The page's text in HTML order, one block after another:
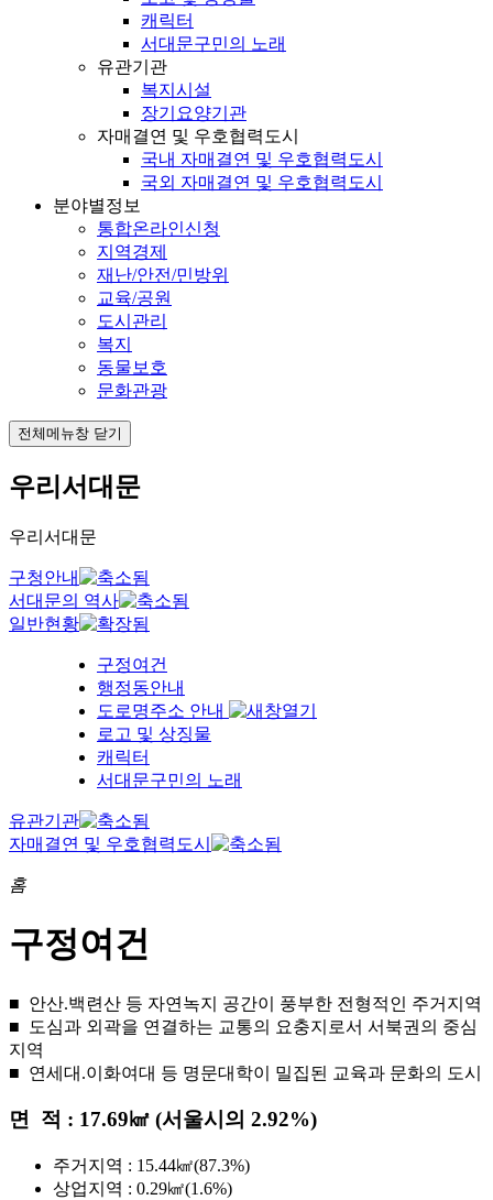
캐릭터
서대문구민의 노래
유관기관
복지시설
장기요양기관
자매결연 및 우호협력도시
국내 자매결연 및 우호협력도시
국외 자매결연 및 우호협력도시
분야별정보
통합온라인신청
지역경제
재난/안전/민방위
교육/공원
도시관리
복지
동물보호
문화관광
전체메뉴창 닫기
우리서대문
우리서대문
구청안내
서대문의 역사
일반현황
구정여건
행정동안내
도로명주소 안내
로고 및 상징물
캐릭터
서대문구민의 노래
유관기관
자매결연 및 우호협력도시
홈
구정여건
■ 안산.백련산 등 자연녹지 공간이 풍부한 전형적인 주거지역
■ 도심과 외곽을 연결하는 교통의 요충지로서 서북권의 중심
지역
■ 연세대.이화여대 등 명문대학이 밀집된 교육과 문화의 도시
면 적 : 17.69㎢ (서울시의 2.92%)
주거지역 : 15.44㎢(87.3%)
상업지역 : 0.29㎢(1.6%)